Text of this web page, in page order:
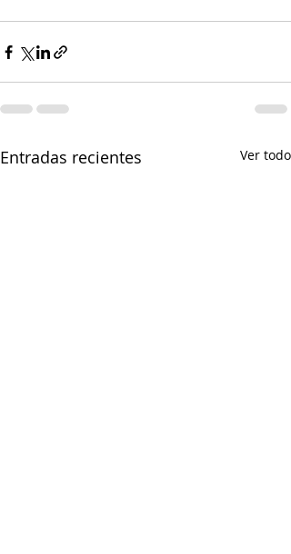
Entradas recientes Ver todo